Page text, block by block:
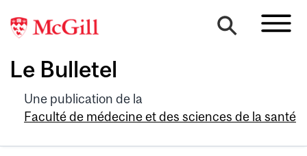
Le Bulletel
Une publication de la
Faculté de médecine et des sciences de la santé